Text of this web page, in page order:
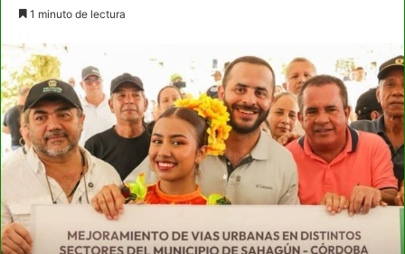
1 minuto de lectura